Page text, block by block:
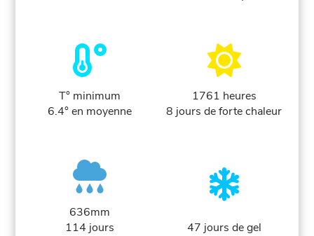
T° minimum
6.4° en moyenne
1761 heures
8 jours de forte chaleur
636mm
114 jours
47 jours de gel